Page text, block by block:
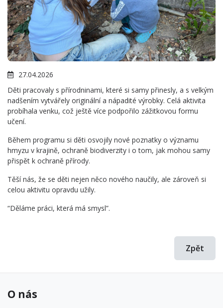
27.04.2026
Děti pracovaly s přírodninami, které si samy přinesly, a s velkým
nadšením vytvářely originální a nápadité výrobky. Celá aktivita
probíhala venku, což ještě více podpořilo zážitkovou formu
učení.
Během programu si děti osvojily nové poznatky o významu
hmyzu v krajině, ochraně biodiverzity i o tom, jak mohou samy
přispět k ochraně přírody.
Těší nás, že se děti nejen něco nového naučily, ale zároveň si
celou aktivitu opravdu užily.
“Děláme práci, která má smysl”.
Zpět
O nás